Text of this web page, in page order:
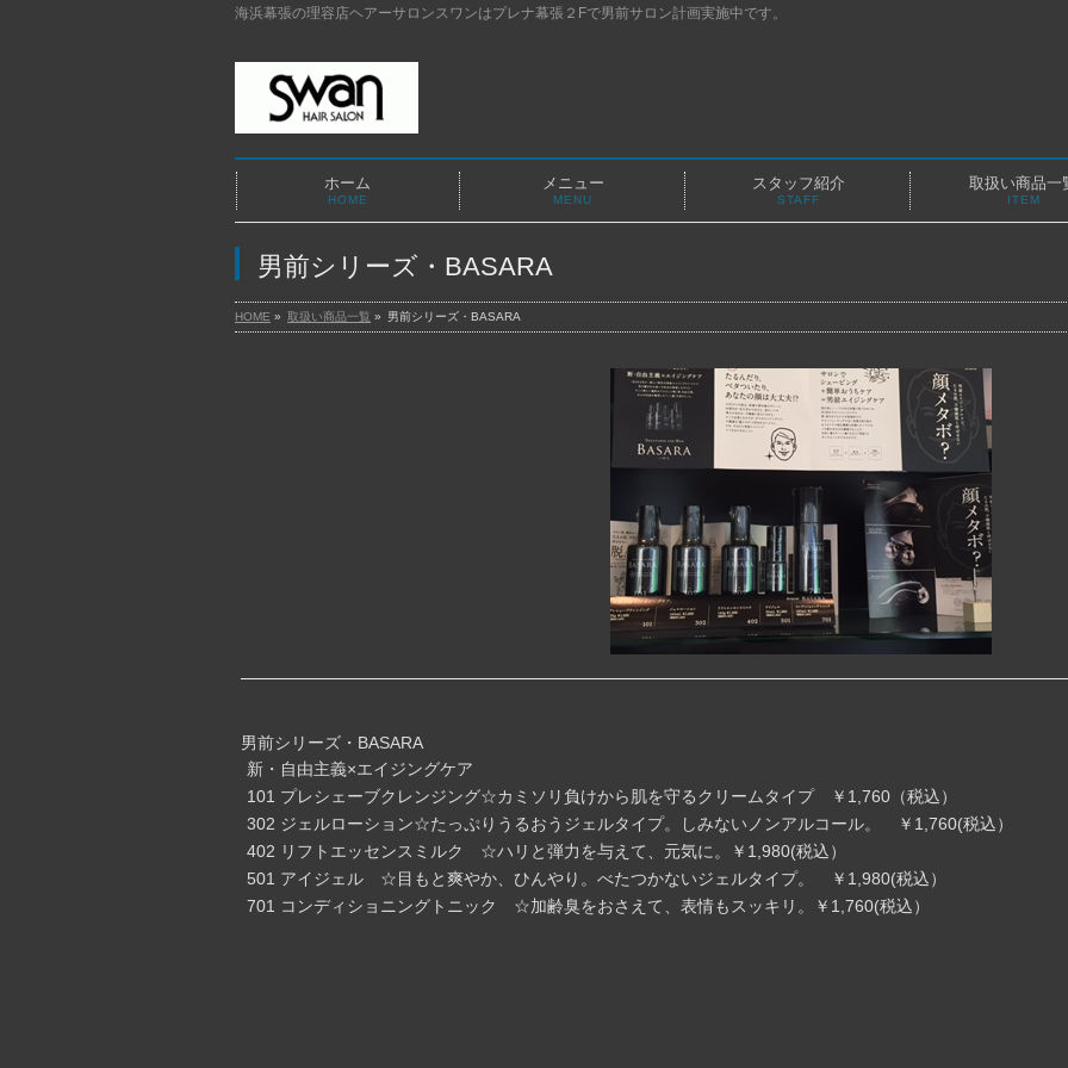
海浜幕張の理容店ヘアーサロンスワンはプレナ幕張２Fで男前サロン計画実施中です。
ホーム
HOME
メニュー
MENU
スタッフ紹介
STAFF
取扱い商品一
ITEM
男前シリーズ・BASARA
HOME » 取扱い商品一覧 » 男前シリーズ・BASARA
男前シリーズ・BASARA
新・自由主義×エイジングケア
101 プレシェーブクレンジング☆カミソリ負けから肌を守るクリームタイプ ￥1,760（税込）
302 ジェルローション☆たっぷりうるおうジェルタイプ。しみないノンアルコール。 ￥1,760(税込）
402 リフトエッセンスミルク ☆ハリと弾力を与えて、元気に。￥1,980(税込）
501 アイジェル ☆目もと爽やか、ひんやり。べたつかないジェルタイプ。 ￥1,980(税込）
701 コンディショニングトニック ☆加齢臭をおさえて、表情もスッキリ。￥1,760(税込）